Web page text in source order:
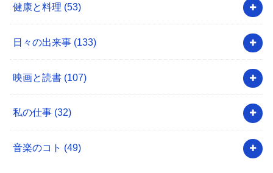
健康と料理 (53)
日々の出来事 (133)
映画と読書 (107)
私の仕事 (32)
音楽のコト (49)